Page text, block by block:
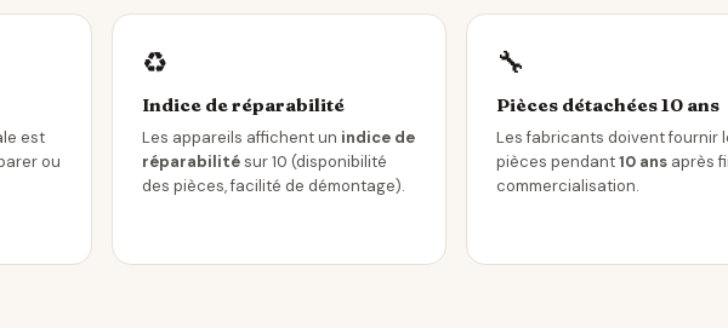
est
ou
♻️
Indice de réparabilité
Les appareils affichent un indice de
réparabilitésur 10 (disponibilité
des pièces, facilité de démontage).
🔧
Pièces détachées 10 ans
Les fabricants doivent fournir
pièces pendant10 ans après
commercialisation.